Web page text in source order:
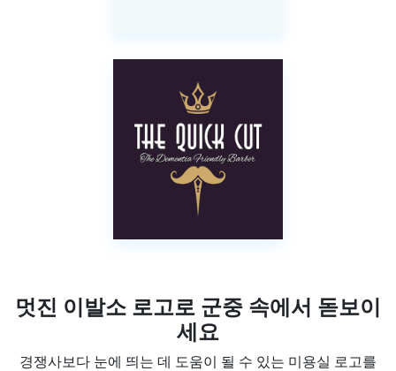
멋진 이발소 로고로 군중 속에서 돋보이
세요
경쟁사보다 눈에 띄는 데 도움이 될 수 있는 미용실 로고를